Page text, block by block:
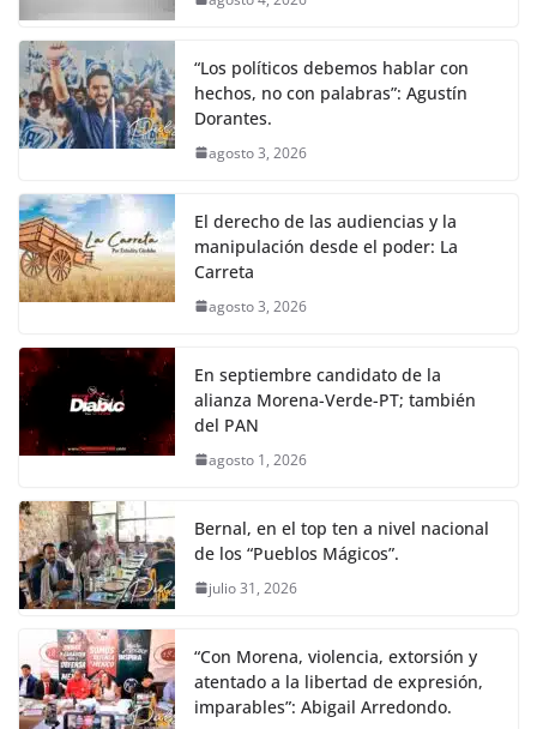
“Los políticos debemos hablar con
hechos, no con palabras”: Agustín
Dorantes.
agosto 3, 2026
El derecho de las audiencias y la
manipulación desde el poder: La
Carreta
agosto 3, 2026
En septiembre candidato de la
alianza Morena-Verde-PT; también
del PAN
agosto 1, 2026
Bernal, en el top ten a nivel nacional
de los “Pueblos Mágicos”.
julio 31, 2026
“Con Morena, violencia, extorsión y
atentado a la libertad de expresión,
imparables”: Abigail Arredondo.